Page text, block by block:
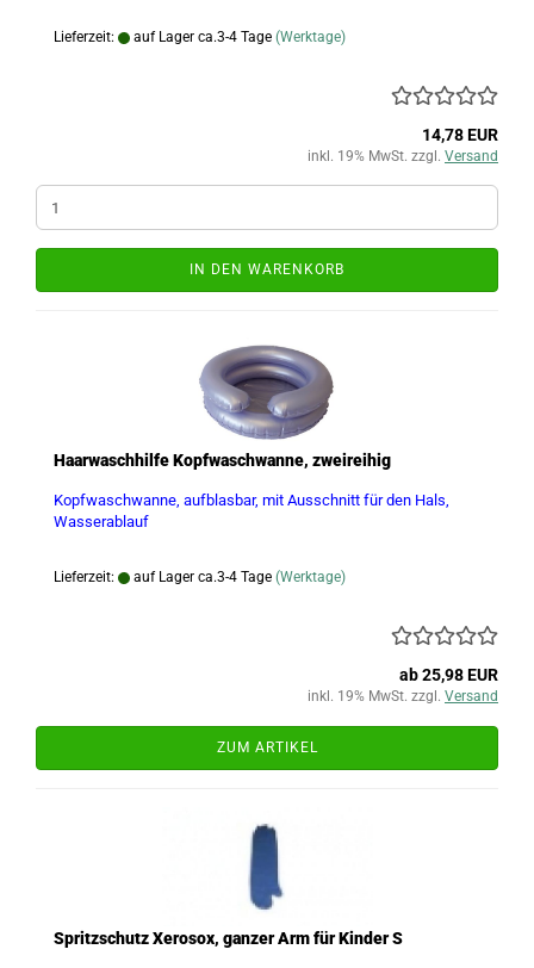
Lieferzeit: auf Lager ca.3-4 Tage (Werktage)
14,78 EUR
inkl. 19% MwSt. zzgl. Versand
IN DEN WARENKORB
Haarwaschhilfe Kopfwaschwanne, zweireihig
Kopfwaschwanne, aufblasbar, mit Ausschnitt für den Hals,
Wasserablauf
Lieferzeit: auf Lager ca.3-4 Tage (Werktage)
ab 25,98 EUR
inkl. 19% MwSt. zzgl. Versand
ZUM ARTIKEL
Spritzschutz Xerosox, ganzer Arm für Kinder S